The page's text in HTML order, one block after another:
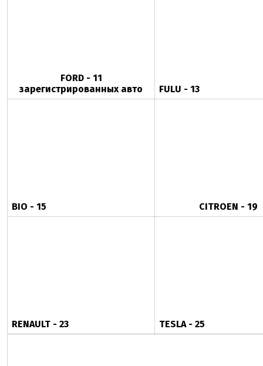
FORD - 11
зарегистрированных авто
FULU - 13
BIO - 15 CITROEN - 19
RENAULT - 23 TESLA - 25